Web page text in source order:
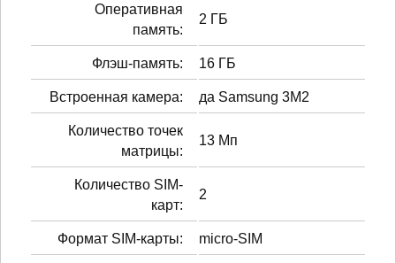
Оперативная
память:
2 ГБ
Флэш-память: 16 ГБ
Встроенная камера: да Samsung 3M2
Количество точек
матрицы:
13 Мп
Количество SIM-
карт:
2
Формат SIM-карты: micro-SIM